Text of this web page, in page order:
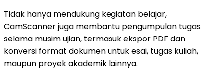
Tidak hanya mendukung kegiatan belajar,
CamScanner juga membantu pengumpulan tugas
selama musim ujian, termasuk ekspor PDF dan
konversi format dokumen untuk esai, tugas kuliah,
maupun proyek akademik lainnya.